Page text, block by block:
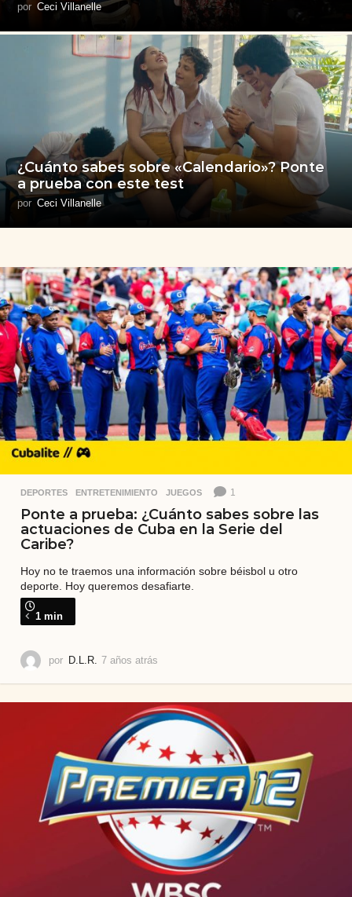
por Ceci Villanelle
¿Cuánto sabes sobre «Calendario»? Ponte
a prueba con este test
por Ceci Villanelle
DEPORTES ,ENTRETENIMIENTO ,JUEGOS 1
Ponte a prueba: ¿Cuánto sabes sobre las
actuaciones de Cuba en la Serie del
Caribe?
Hoy no te traemos una información sobre béisbol u otro
deporte. Hoy queremos desafiarte.
1 min
por D.L.R. 7 años atrás
o
s
t
r
á
s